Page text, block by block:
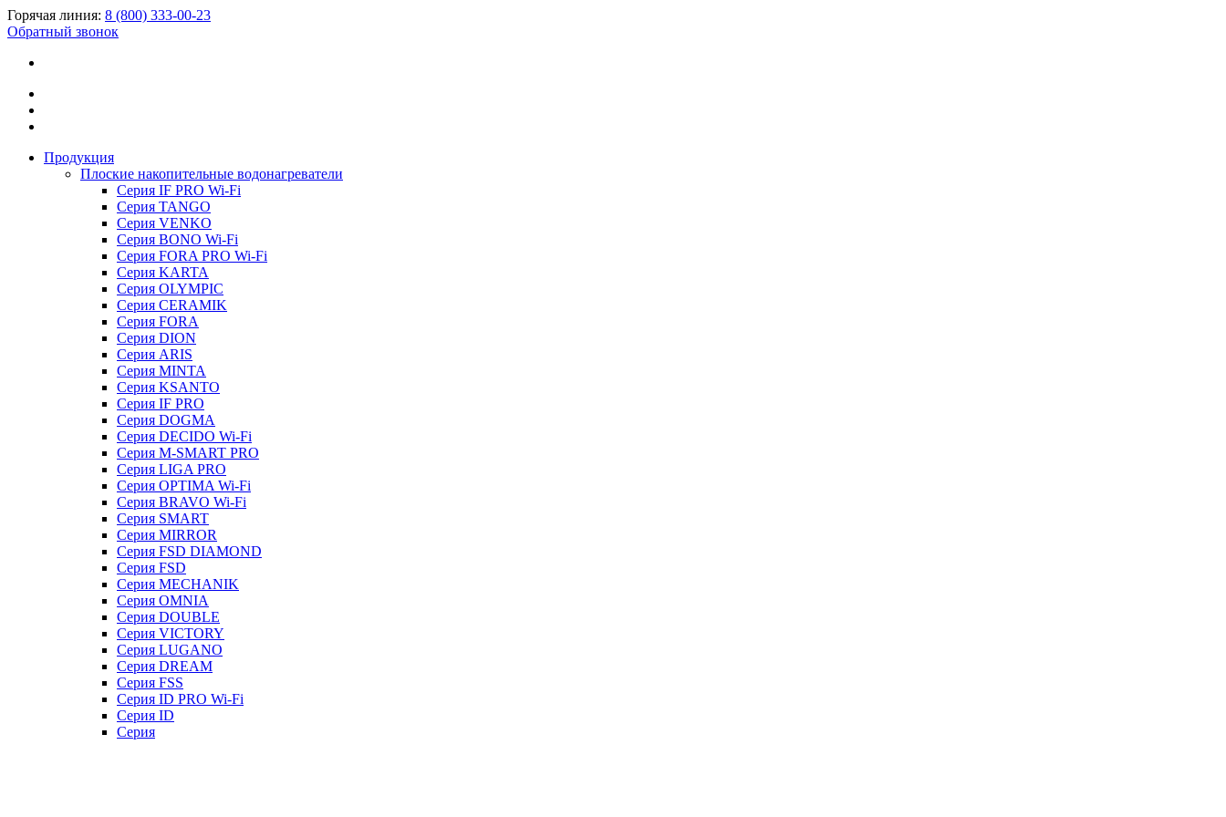
Горячая линия: 8 (800) 333-00-23
Обратный звонок
Продукция
Плоские накопительные водонагреватели
Серия IF PRO Wi-Fi
Серия TANGO
Серия VENKO
Серия BONO Wi-Fi
Серия FORA PRO Wi-Fi
Серия KARTA
Серия OLYMPIC
Серия CERAMIK
Серия FORA
Серия DION
Серия ARIS
Серия MINTA
Серия KSANTO
Серия IF PRO
Серия DOGMA
Серия DECIDO Wi-Fi
Серия M-SMART PRO
Серия LIGA PRO
Серия OPTIMA Wi-Fi
Серия BRAVO Wi-Fi
Серия SMART
Серия MIRROR
Серия FSD DIAMOND
Серия FSD
Серия MECHANIK
Серия OMNIA
Серия DOUBLE
Серия VICTORY
Серия LUGANO
Серия DREAM
Серия FSS
Серия ID PRO Wi-Fi
Серия ID
Серия